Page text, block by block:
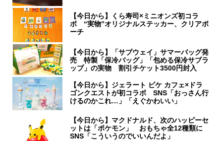
【今日から】くら寿司×ミニオンズ初コラ
ボ “実物”オリジナルステッカー、クリアポ
ーチ
【今日から】「サブウェイ」サマーバッグ発
売 特製「保冷バッグ」「包める保冷サブラ
ップ」の実物 割引チケット3500円封入
【今日から】ジェラート ピケ カフェ×ドラ
ゴンクエストが初コラボ SNS「おっさん行
けるのかこれ…」「えぐかわいい」
【今日から】マクドナルド、次のハッピーセ
ットは「ポケモン」 おもちゃ全12種類に
SNS「こういうのでいいんだよ」